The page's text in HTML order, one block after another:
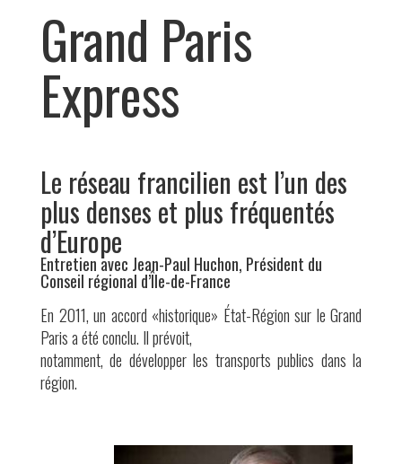
Grand Paris
Express
Le réseau francilien est l’un des
plus denses et plus fréquentés
d’Europe
Entretien avec Jean-Paul Huchon, Président du
Conseil régional d’Île-de-France
En 2011, un accord «historique» État-Région sur le Grand
Paris a été conclu. Il prévoit,
notamment, de développer les transports publics dans la
région.